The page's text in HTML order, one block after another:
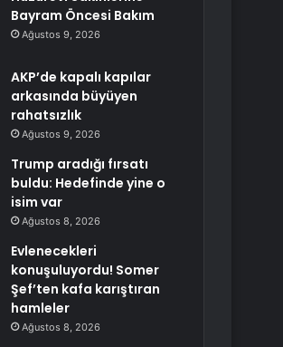
Bayram Öncesi Bakım
Ağustos 9, 2026
AKP’de kapalı kapılar
arkasında büyüyen
rahatsızlık
Ağustos 9, 2026
Trump aradığı fırsatı
buldu: Hedefinde yine o
isim var
Ağustos 8, 2026
Evlenecekleri
konuşuluyordu! Somer
Şef’ten kafa karıştıran
hamleler
Ağustos 8, 2026